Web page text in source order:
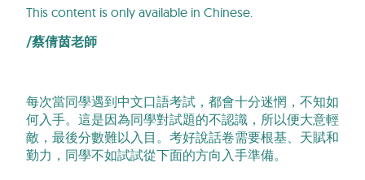
This content is only available in Chinese.
/蔡倩茵老師
每次當同學遇到中文口語考試，都會十分迷惘，不知如
何入手。這是因為同學對試題的不認識，所以便大意輕
敵，最後分數難以入目。考好說話卷需要根基、天賦和
勤力，同學不如試試從下面的方向入手準備。